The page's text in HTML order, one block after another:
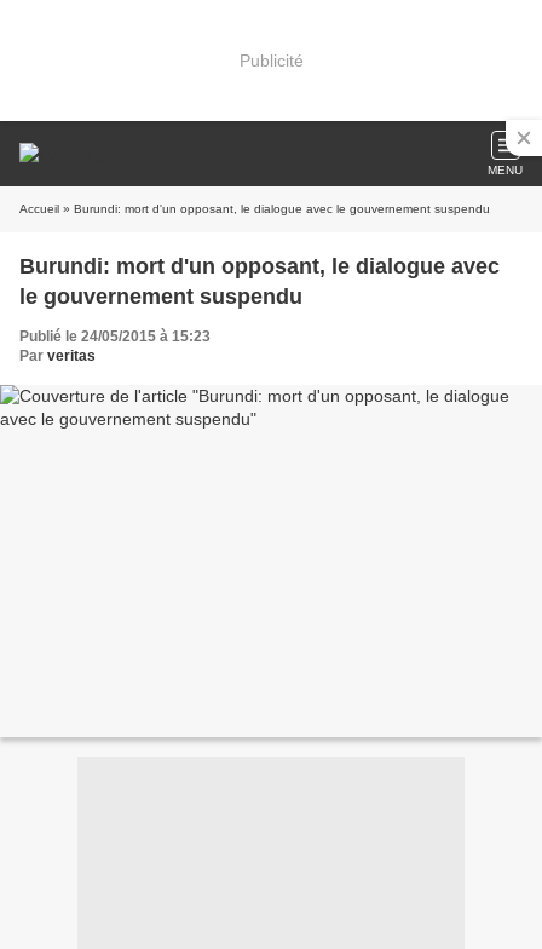
Publicité
MENU
Accueil » Burundi: mort d'un opposant, le dialogue avec le gouvernement suspendu
Burundi: mort d'un opposant, le dialogue avec
le gouvernement suspendu
Publié le 24/05/2015 à 15:23
Par veritas